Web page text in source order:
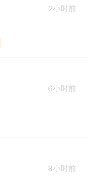
2小时前
6小时前
8小时前